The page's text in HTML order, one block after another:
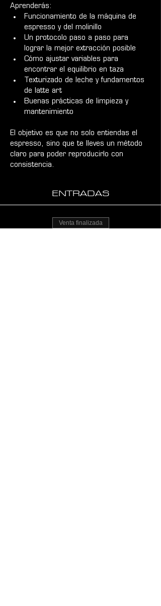
Aprenderás:
Funcionamiento de la máquina de
espresso y del molinillo
Un protocolo paso a paso para
lograr la mejor extracción posible
Cómo ajustar variables para
encontrar el equilibrio en taza
Texturizado de leche y fundamentos
de latte art
Buenas prácticas de limpieza y
mantenimiento
El objetivo es que no solo entiendas el
espresso, sino que te lleves un método
claro para poder reproducirlo con
consistencia.
ENTRADAS
Venta finalizada